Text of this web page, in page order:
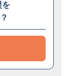
を